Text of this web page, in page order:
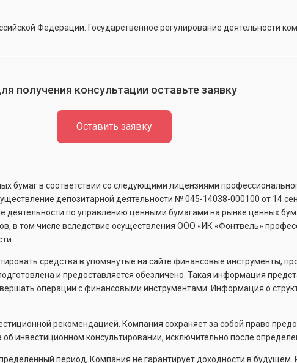
Федерации. Государственное регулирование деятельности
получения консультации оставьте заявку
Оставить заявку
бумаг в соответствии со следующими лицензиями
депозитарной деятельности №045-14038-000100 от 14
деятельности по управлению ценными бумагами на рынке ценных
в том числе вследствие осуществления ООО «ИК «Фонтвель»
средства в упомянутые на сайте финансовые инструменты,
и предоставляется обезличено. Такая информация
операции с финансовыми инструментами. Информация о
рекомендацией. Компания сохраняет за собой право
инвестиционном консультировании, исключительно после
период, Компания не гарантирует доходности в